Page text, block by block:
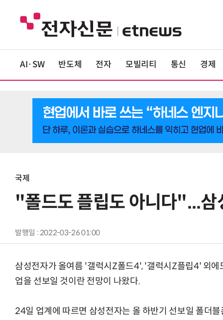
AI·SW 반도체 전자 모빌리티 통신 경제
국제
"폴드도 플립도 아니다"...
발행일 : 2022-03-26 01:00
삼성전자가 올여름 '갤럭시Z폴드4', '갤럭시Z플립4' 외
업을 선보일 것이란 전망이 나왔다.
24일 업계에 따르면 삼성전자는 올 하반기 선보일 폴더